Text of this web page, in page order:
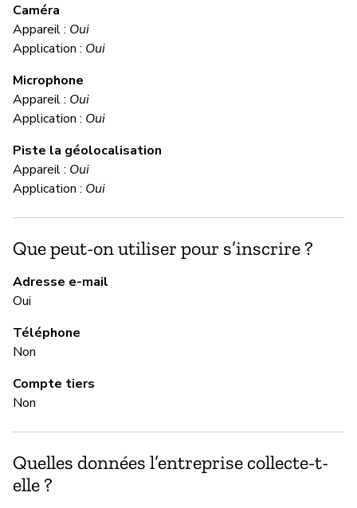
Caméra
Appareil : Oui
Application : Oui
Microphone
Appareil : Oui
Application : Oui
Piste la géolocalisation
Appareil : Oui
Application : Oui
Que peut-on utiliser pour s’inscrire ?
Adresse e-mail
Oui
Téléphone
Non
Compte tiers
Non
Quelles données l’entreprise collecte-t-
elle ?